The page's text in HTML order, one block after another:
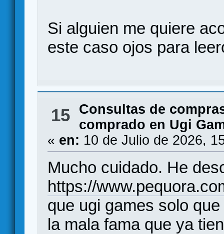
Si alguien me quiere
este caso ojos para
15
Consultas de
comprado en Ugi
« en: 10 de Julio de 2026,
Mucho cuidado. He
https://
que ugi games solo
la mala fama que ya